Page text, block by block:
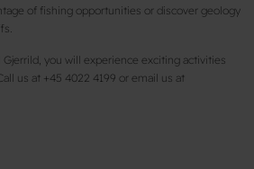
of fishing opportunities or discover geology
you will experience exciting activities
us at +45 4022 4199 or email us at